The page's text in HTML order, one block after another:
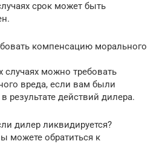
срок может быть
компенсацию морального
случаях можно требовать
вреда, если вам были
результате действий дилера.
дилер ликвидируется?
можете обратиться к